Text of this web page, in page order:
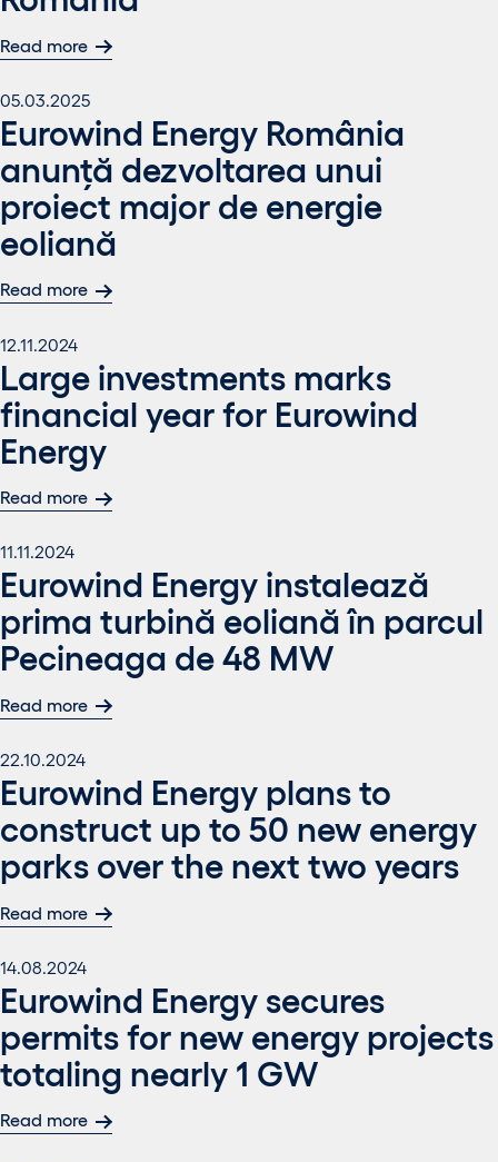
Read more
05.03.2025
Eurowind Energy România
anunță dezvoltarea unui
proiect major de energie
eoliană
Read more
12.11.2024
Large investments marks
financial year for Eurowind
Energy
Read more
11.11.2024
Eurowind Energy instalează
prima turbină eoliană în parcul
Pecineaga de 48 MW
Read more
22.10.2024
Eurowind Energy plans to
construct up to 50 new energy
parks over the next two years
Read more
14.08.2024
Eurowind Energy secures
permits for new energy projects
totaling nearly 1 GW
Read more